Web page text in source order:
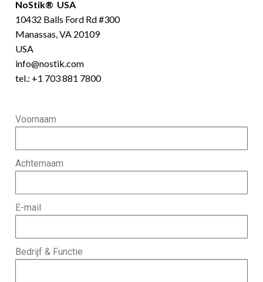
NoStik® USA
10432 Balls Ford Rd #300
Manassas, VA 20109
USA
info@nostik.com
tel.: +1 703 881 7800
Voornaam
Achternaam
E-mail
Bedrijf & Functie